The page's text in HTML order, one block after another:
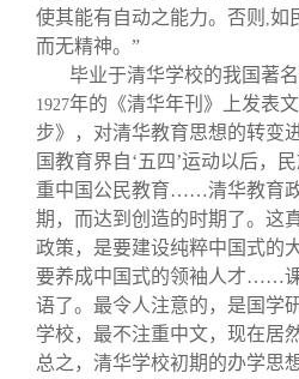
使其能有自动之能力。否则 ,如
而无精神。”
毕业于清华学校的我国著
1927年的《清华年刊》上发表
步》，对清华教育思想的转变
国教育界自‘五四’运动以后，
重中国公民教育……清华教育
期，而达到创造的时期了。这
政策，是要建设纯粹中国式的
要养成中国式的领袖人才……
语了。最令人注意的，是国学
学校，最不注重中文，现在居
总之，清华学校初期的办学思